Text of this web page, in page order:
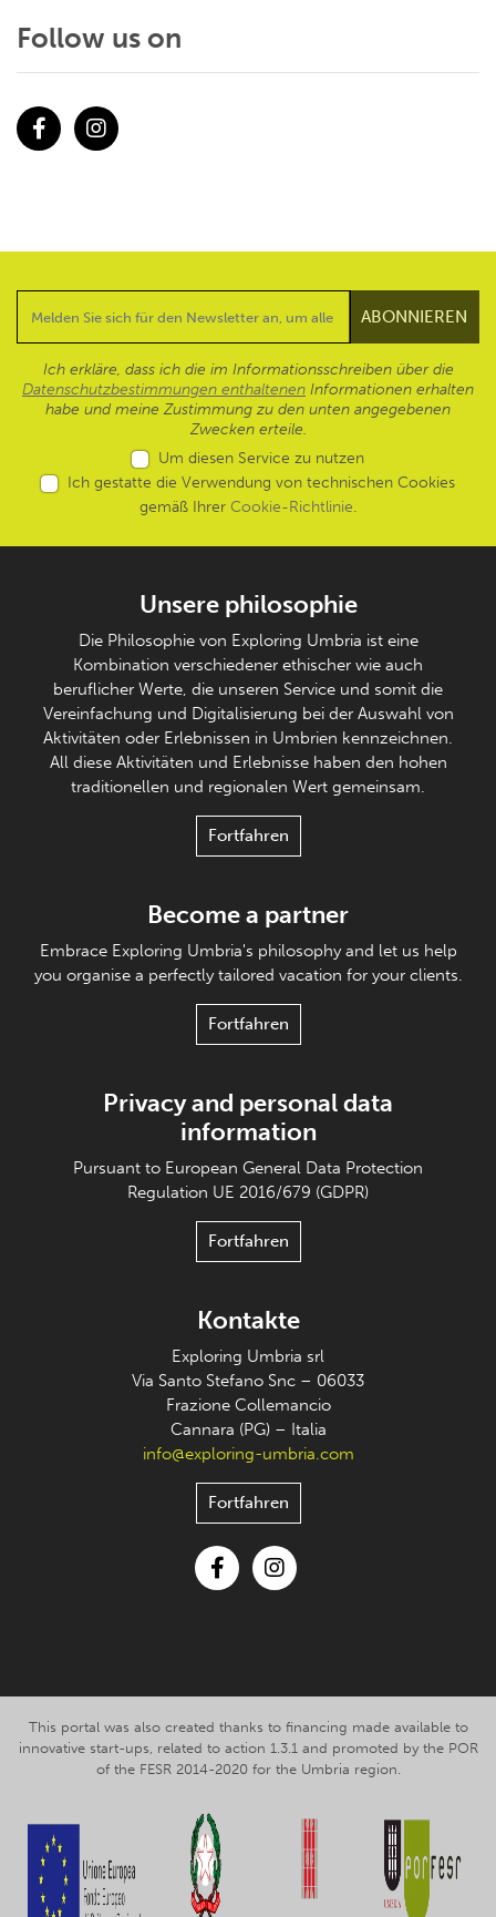
Follow us on
Ich erkläre, dass ich die im Informationsschreiben über die
Datenschutzbestimmungen enthaltenen Informationen erhalten
habe und meine Zustimmung zu den unten angegebenen
Zwecken erteile.
Um diesen Service zu nutzen
Ich gestatte die Verwendung von technischen Cookies
gemäß Ihrer Cookie-Richtlinie.
Unsere philosophie
Die Philosophie von Exploring Umbria ist eine
Kombination verschiedener ethischer wie auch
beruflicher Werte, die unseren Service und somit die
Vereinfachung und Digitalisierung bei der Auswahl von
Aktivitäten oder Erlebnissen in Umbrien kennzeichnen.
All diese Aktivitäten und Erlebnisse haben den hohen
traditionellen und regionalen Wert gemeinsam.
Fortfahren
Become a partner
Embrace Exploring Umbria's philosophy and let us help
you organise a perfectly tailored vacation for your clients.
Fortfahren
Privacy and personal data
information
Pursuant to European General Data Protection
Regulation UE 2016/679 (GDPR)
Fortfahren
Kontakte
Exploring Umbria srl
Via Santo Stefano Snc – 06033
Frazione Collemancio
Cannara (PG) – Italia
info@exploring-umbria.com
Fortfahren
This portal was also created thanks to financing made available to
innovative start-ups, related to action 1.3.1 and promoted by the POR
of the FESR 2014-2020 for the Umbria region.